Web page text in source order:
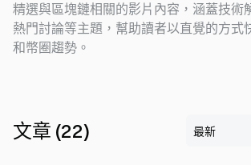
精選與區塊鏈相關的影片內容，涵蓋技術
熱門討論等主題，幫助讀者以直覺的方式
和幣圈趨勢。
文章 (22)